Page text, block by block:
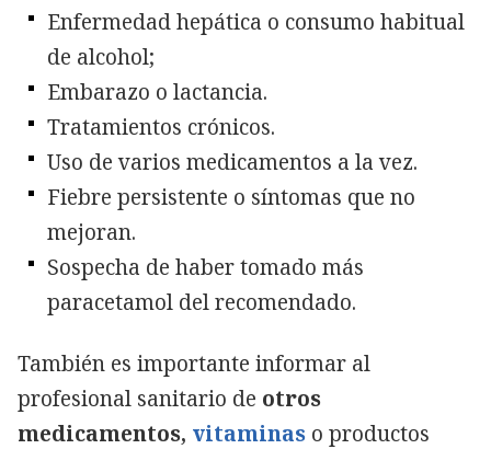
Enfermedad hepática o consumo habitual
de alcohol;
Embarazo o lactancia.
Tratamientos crónicos.
Uso de varios medicamentos a la vez.
Fiebre persistente o síntomas que no
mejoran.
Sospecha de haber tomado más
paracetamol del recomendado.
También es importante informar al
profesional sanitario de otros
medicamentos, vitaminas o productos